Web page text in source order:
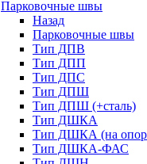
Парковочные швы
Назад
Парковочные швы
Тип ДПВ
Тип ДПП
Тип ДПС
Тип ДПШ
Тип ДПШ (+сталь)
Тип ДШКА
Тип ДШКА (на
Тип ДШКА-ФАС